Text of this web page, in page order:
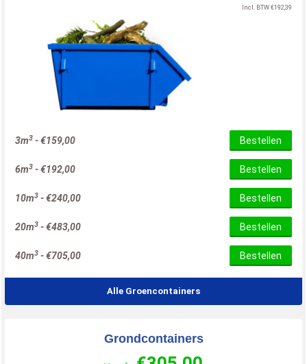
Incl. BTW €192,39
3m3 -€159,00 Bestellen
6m3 -€192,00 Bestellen
10m3 -€240,00 Bestellen
20m3 -€483,00 Bestellen
40m3 -€705,00 Bestellen
Alle Groencontainers
Grondcontainers